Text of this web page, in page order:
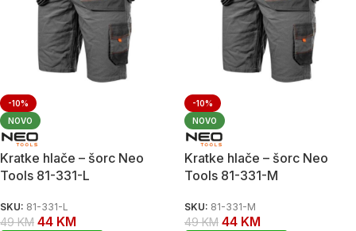
-10%
NOVO
Kratke hlače – šorc Neo
Tools 81-331-L
SKU: 81-331-L
49KM 44 KM
-10%
NOVO
Kratke hlače – šorc Neo
Tools 81-331-M
SKU: 81-331-M
49KM 44 KM